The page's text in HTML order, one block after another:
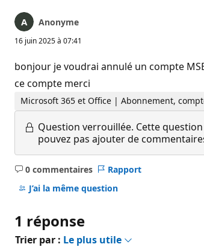
Anonyme
16 juin 2025 à 07:41
bonjour je voudrai annulé un compte
ce compte merci
Microsoft 365 et Office | Abonnement,
Question verrouillée. Cette
pouvez pas ajouter de
0 commentaires
Aucun
commentaire
Rapport
J’ai la même question
1 réponse
Trier par : Le plus utile